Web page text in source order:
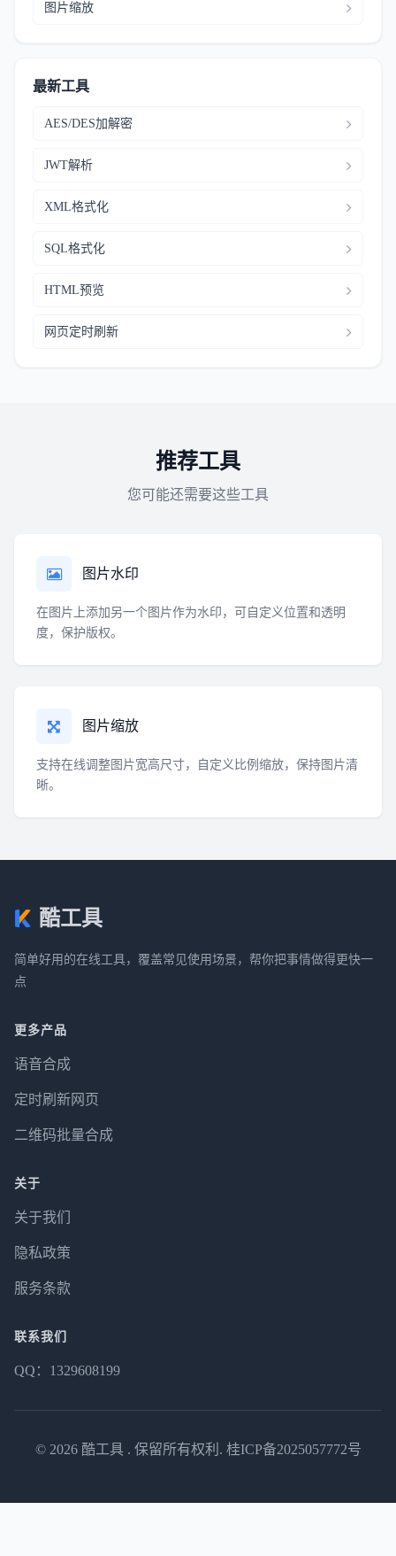
图片缩放
最新工具
AES/DES加解密
JWT解析
XML格式化
SQL格式化
HTML预览
网页定时刷新
推荐工具
您可能还需要这些工具
图片水印
在图片上添加另一个图片作为水印，可自定义位置和透明
度，保护版权。
图片缩放
支持在线调整图片宽高尺寸，自定义比例缩放，保持图片清
晰。
酷工具
简单好用的在线工具，覆盖常见使用场景，帮你把事情做得更快一
点
更多产品
语音合成
定时刷新网页
二维码批量合成
关于
关于我们
隐私政策
服务条款
联系我们
QQ：1329608199
© 2026 酷工具. 保留所有权利. 桂ICP备2025057772号